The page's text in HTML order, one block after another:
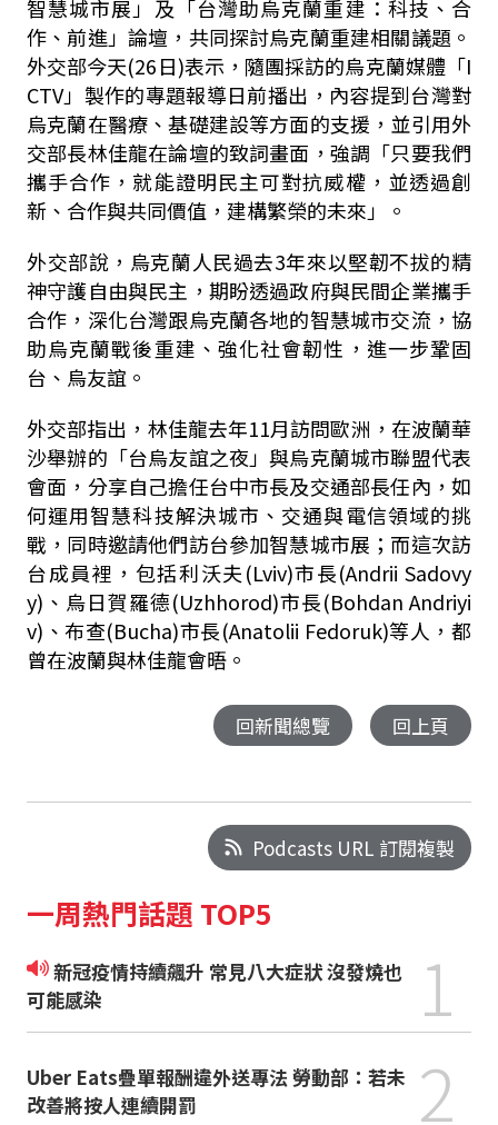
智慧城市展」及「台灣助烏克蘭重建：科技、合
作、前進」論壇，共同探討烏克蘭重建相關議題。
外交部今天(26日)表示，隨團採訪的烏克蘭媒體「I
CTV」製作的專題報導日前播出，內容提到台灣對
烏克蘭在醫療、基礎建設等方面的支援，並引用外
交部長林佳龍在論壇的致詞畫面，強調「只要我們
攜手合作，就能證明民主可對抗威權，並透過創
新、合作與共同價值，建構繁榮的未來」。
外交部說，烏克蘭人民過去3年來以堅韌不拔的精
神守護自由與民主，期盼透過政府與民間企業攜手
合作，深化台灣跟烏克蘭各地的智慧城市交流，協
助烏克蘭戰後重建、強化社會韌性，進一步鞏固
台、烏友誼。
外交部指出，林佳龍去年11月訪問歐洲，在波蘭華
沙舉辦的「台烏友誼之夜」與烏克蘭城市聯盟代表
會面，分享自己擔任台中市長及交通部長任內，如
何運用智慧科技解決城市、交通與電信領域的挑
戰，同時邀請他們訪台參加智慧城市展；而這次訪
台成員裡，包括利沃夫(Lviv)市長(Andrii Sadovy
y)、烏日賀羅德(Uzhhorod)市長(Bohdan Andriyi
v)、布查(Bucha)市長(Anatolii Fedoruk)等人，都
曾在波蘭與林佳龍會晤。
回新聞總覽 回上頁
Podcasts URL 訂閱複製
一周熱門話題 TOP5
新冠疫情持續飆升 常見八大症狀 沒發燒也
可能感染
1
Uber Eats疊單報酬違外送專法 勞動部：若未
改善將按人連續開罰
2